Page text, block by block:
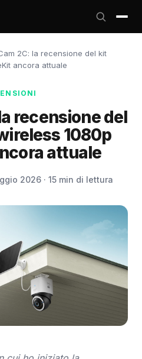
2C: la recensione del kit
ancora attuale
recensione del
1080p
attuale
2026 · 15 min di lettura